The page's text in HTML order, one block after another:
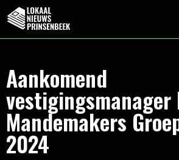
Aankomend
vestigingsmanager
Mandemakers
2024